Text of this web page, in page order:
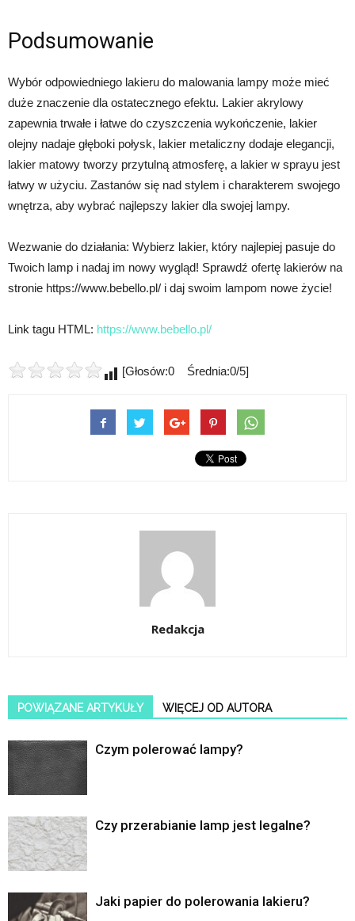
Podsumowanie
Wybór odpowiedniego lakieru do malowania lampy może mieć
duże znaczenie dla ostatecznego efektu. Lakier akrylowy
zapewnia trwałe i łatwe do czyszczenia wykończenie, lakier
olejny nadaje głęboki połysk, lakier metaliczny dodaje elegancji,
lakier matowy tworzy przytulną atmosferę, a lakier w sprayu jest
łatwy w użyciu. Zastanów się nad stylem i charakterem swojego
wnętrza, aby wybrać najlepszy lakier dla swojej lampy.
Wezwanie do działania: Wybierz lakier, który najlepiej pasuje do
Twoich lamp i nadaj im nowy wygląd! Sprawdź ofertę lakierów na
stronie https://www.bebello.pl/ i daj swoim lampom nowe życie!
Link tagu HTML: https://www.bebello.pl/
[Głosów:0 Średnia:0/5]
Redakcja
POWIĄZANE ARTYKUŁY WIĘCEJ OD AUTORA
Czym polerować lampy?
Czy przerabianie lamp jest legalne?
Jaki papier do polerowania lakieru?